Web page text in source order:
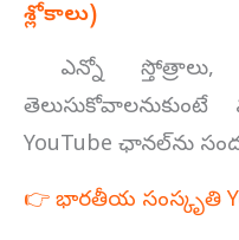
శ్లోకాలు)
ఎన్నో స్తోత్రాలు,
YouTube ఛానల్‌ను
👉 భారతీయ సంస్కృతి